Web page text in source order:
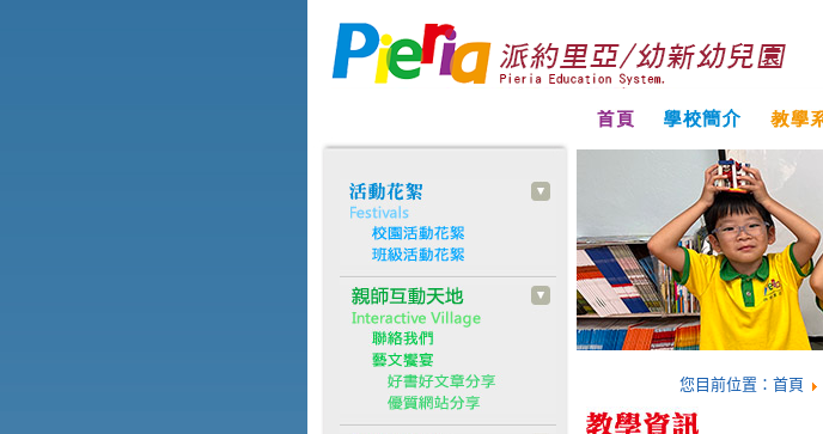
您目前位置： 首頁